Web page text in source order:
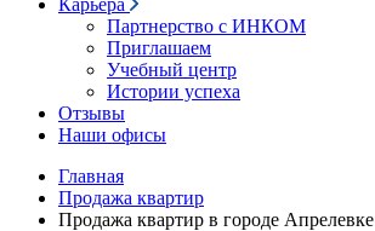
Карьера
Партнерство с ИНКОМ
Приглашаем
Учебный центр
Истории успеха
Отзывы
Наши офисы
Главная
Продажа квартир
Продажа квартир в городе Апрелевке